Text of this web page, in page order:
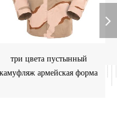
три цвета пустынный
камуфляж армейская форма